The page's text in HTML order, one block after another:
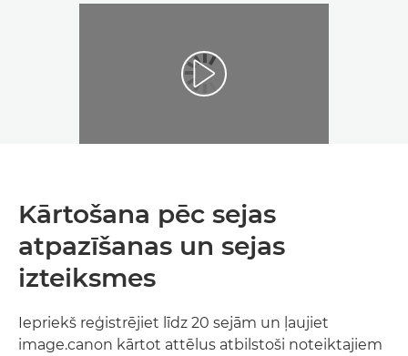
Kārtošana pēc sejas
atpazīšanas un sejas
izteiksmes
Iepriekš reģistrējiet līdz 20 sejām un ļaujiet
image.canon kārtot attēlus atbilstoši noteiktajiem